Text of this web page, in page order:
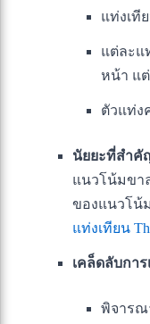
แท่งเที
แต่ละแ
หน้า แ
ตัวแท่ง
นัยยะที่สำคั
แนวโน้มขา
ของแนวโน้
แท่งเทียน
เคล็ดลับการ
พิจารณ